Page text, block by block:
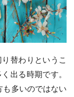
替わりというこ
出る時期です。
も多いのではない